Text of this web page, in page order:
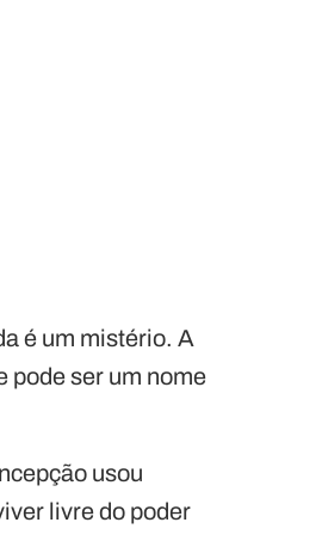
é um mistério. A
pode ser um nome
usou
livre do poder